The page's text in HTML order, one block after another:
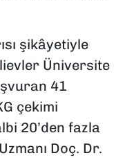
şikâyetiyle
Üniversite
41
çekimi
20’den fazla
Doç. Dr.